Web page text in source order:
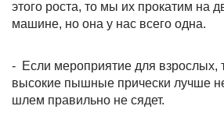
этого роста, то мы их прокатим на
машине, но она у нас всего одна.
- Если мероприятие для взрослых,
высокие пышные прически лучше не
шлем правильно не сядет.